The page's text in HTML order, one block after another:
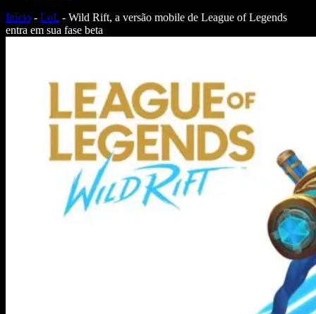
Início - LoL - Wild Rift, a versão mobile de League of Legends
entra em sua fase beta